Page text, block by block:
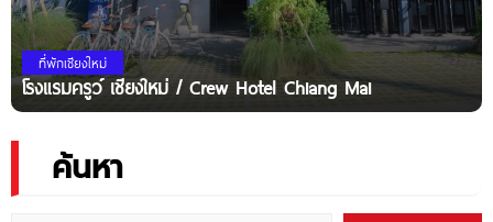
ที่พักเชียงใหม่
โรงแรมครูว์ เชียงใหม่ / Crew Hotel Chiang Mai
ค้นหา